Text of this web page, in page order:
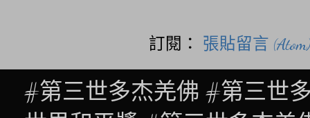
訂閱： 張貼留言 (Atom)
#第三世多杰羌佛 #第三世